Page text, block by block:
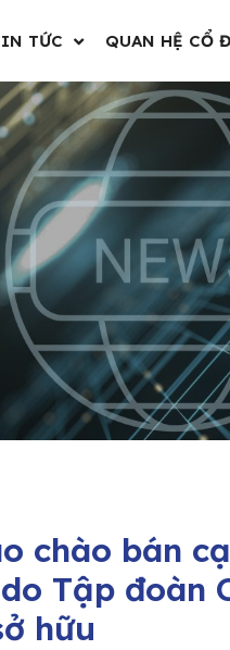
TỨC QUAN HỆ CỔ
chào bán
Tập đoàn
hữu